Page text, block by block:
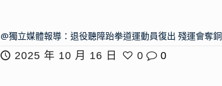
@獨立媒體報導：退役聽障跆拳道運動員復出 殘運會奪銅
2025 年 10 月 16 日
0
0